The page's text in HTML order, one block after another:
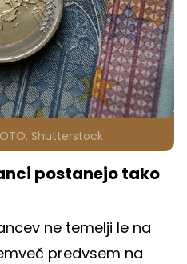
Shutterstock
postanejo tako
ne temelji le na
predvsem na